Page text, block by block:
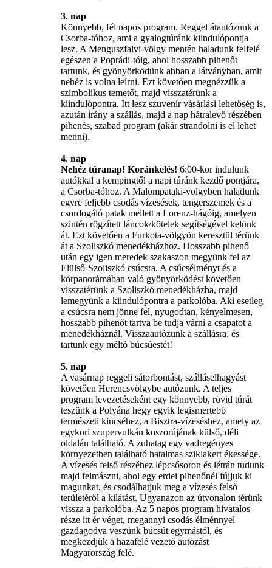
3. nap
Könnyebb, fél napos program. Reggel átautózunk a
Csorba-tóhoz, ami a gyalogtúránk kiindulópontja
lesz. A Menguszfalvi-völgy mentén haladunk felfelé
egészen a Poprádi-tóig, ahol hosszabb pihenőt
tartunk, és gyönyörködünk abban a látványban, amit
nehéz is volna leírni. Ezt követően megnézzük a
szimbolikus temetőt, majd visszatérünk a
kiindulópontra. Itt lesz szuvenír vásárlási lehetőség is,
azután irány a szállás, majd a nap hátralevő részében
pihenés, szabad program (akár strandolni is el lehet
menni).
4. nap
Nehéz túranap! Koránkelés! 6:00-kor indulunk
autókkal a kempingtől a napi túránk kezdő pontjára,
a Csorba-tóhoz. A Malompataki-völgyben haladunk
egyre feljebb csodás vízesések, tengerszemek és a
csordogáló patak mellett a Lorenz-hágóig, amelyen
szintén rögzített láncok/kötelek segítségével kelünk
át. Ezt követően a Furkota-völgyön keresztül térünk
át a Szoliszkó menedékházhoz. Hosszabb pihenő
után egy igen meredek szakaszon megyünk fel az
Elülső-Szoliszkó csúcsra. A csúcsélményt és a
körpanorámában való gyönyörködést követően
visszatérünk a Szoliszkó menedékházba, majd
lemegyünk a kiindulópontra a parkolóba. Aki esetleg
a csúcsra nem jönne fel, nyugodtan, kényelmesen,
hosszabb pihenőt tartva be tudja várni a csapatot a
menedékháznál. Visszaautózunk a szállásra, és
tartunk egy méltó búcsúestét!
5. nap
A vasárnap reggeli sátorbontást, szálláselhagyást
követően Herencsvölgybe autózunk. A teljes
program levezetéseként egy könnyebb, rövid túrát
teszünk a Polyána hegy egyik legismertebb
természeti kincséhez, a Bisztra-vízeséshez, amely az
egykori szupervulkán koszorújának külső, déli
oldalán található. A zuhatag egy vadregényes
környezetben található hatalmas sziklakert ékessége.
A vízesés felső részéhez lépcsősoron és létrán tudunk
majd felmászni, ahol egy erdei pihenőnél fújjuk ki
magunkat, és csodálhatjuk meg a vízesés felső
területéről a kilátást. Ugyanazon az útvonalon térünk
vissza a parkolóba. Az 5 napos program hivatalos
része itt ér véget, megannyi csodás élménnyel
gazdagodva veszünk búcsút egymástól, és
megkezdjük a hazafelé vezető autózást
Magyarország felé.